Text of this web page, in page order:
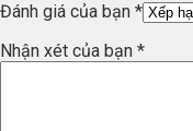
Đánh giá của bạn *
Nhận xét của bạn *